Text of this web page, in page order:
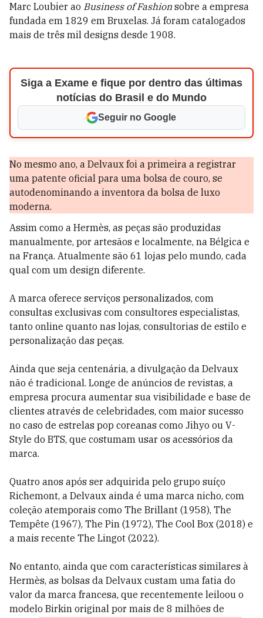
Marc Loubier ao Business of Fashion sobre a empresa
fundada em 1829 em Bruxelas. Já foram catalogados
mais de três mil designs desde 1908.
Siga a Exame e fique por dentro das últimas
notícias do Brasil e do Mundo
Seguir no Google
No mesmo ano, a Delvaux foi a primeira a registrar
uma patente oficial para uma bolsa de couro, se
autodenominando a inventora da bolsa de luxo
moderna.
Assim como a Hermès, as peças são produzidas
manualmente, por artesãos e localmente, na Bélgica e
na França. Atualmente são 61 lojas pelo mundo, cada
qual com um design diferente.
A marca oferece serviços personalizados, com
consultas exclusivas com consultores especialistas,
tanto online quanto nas lojas, consultorias de estilo e
personalização das peças.
Ainda que seja centenária, a divulgação da Delvaux
não é tradicional. Longe de anúncios de revistas, a
empresa procura aumentar sua visibilidade e base de
clientes através de celebridades, com maior sucesso
no caso de estrelas pop coreanas como Jihyo ou V-
Style do BTS, que costumam usar os acessórios da
marca.
Quatro anos após ser adquirida pelo grupo suíço
Richemont, a Delvaux ainda é uma marca nicho, com
coleção atemporais como The Brillant (1958), The
Tempête (1967), The Pin (1972), The Cool Box (2018) e
a mais recente The Lingot (2022).
No entanto, ainda que com características similares à
Hermès, as bolsas da Delvaux custam uma fatia do
valor da marca francesa, que recentemente leiloou o
modelo Birkin original por mais de 8 milhões de